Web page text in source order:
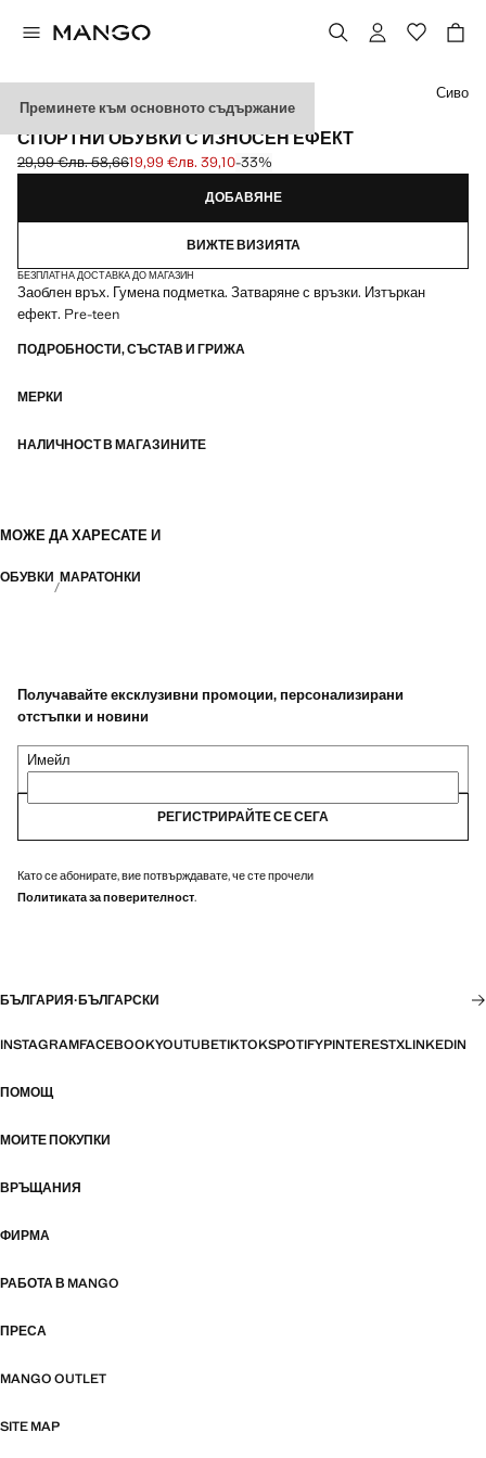
Преминете към основното съдържание
ЕКСКЛУЗИВНО ОНЛАЙН
СПОРТНИ ОБУВКИ С ИЗНОСЕН ЕФЕКТ
Задраскана първоначална цена [29,99 € лв. 58,66]
29,99 €лв. 58,66
Текуща цена [19,99 € лв. 39,10]
19,99 €лв. 39,10-33%
Изберете цвят
Сиво
ДОБАВЯНЕ
ВИЖТЕ ВИЗИЯТА
БЕЗПЛАТНА ДОСТАВКА ДО МАГАЗИН
Заоблен връх. Гумена подметка. Затваряне с връзки. Изтъркан
ефект. Pre-teen
ПОДРОБНОСТИ, СЪСТАВ И ГРИЖА
МЕРКИ
НАЛИЧНОСТ В МАГАЗИНИТЕ
МОЖЕ ДА ХАРЕСАТЕ И
ОБУВКИ МАРАТОНКИ
Получавайте ексклузивни промоции, персонализирани
отстъпки и новини
Имейл
РЕГИСТРИРАЙТЕ СЕ СЕГА
Като се абонирате, вие потвърждавате, че сте прочели
Политиката за поверителност.
БЪЛГАРИЯ·БЪЛГАРСКИ
INSTAGRAMFACEBOOKYOUTUBETIKTOKSPOTIFYPINTERESTXLINKEDIN
ПОМОЩ
МОИТЕ ПОКУПКИ
ВРЪЩАНИЯ
ФИРМА
РАБОТА В MANGO
ПРЕСА
MANGO OUTLET
SITE MAP